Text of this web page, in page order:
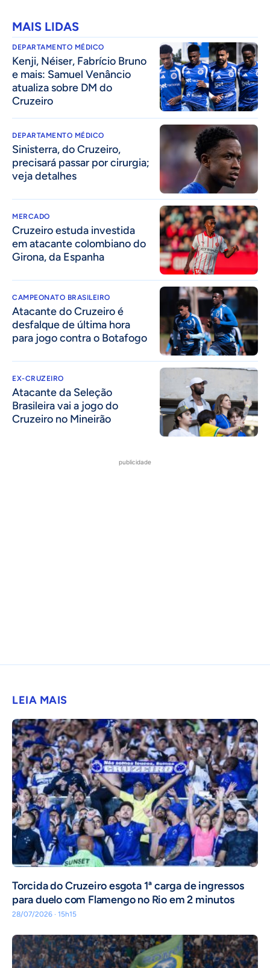
MAIS LIDAS
DEPARTAMENTO MÉDICO
Kenji, Néiser, Fabrício Bruno
e mais: Samuel Venâncio
atualiza sobre DM do
Cruzeiro
DEPARTAMENTO MÉDICO
Sinisterra, do Cruzeiro,
precisará passar por cirurgia;
veja detalhes
MERCADO
Cruzeiro estuda investida
em atacante colombiano do
Girona, da Espanha
CAMPEONATO BRASILEIRO
Atacante do Cruzeiro é
desfalque de última hora
para jogo contra o Botafogo
EX-CRUZEIRO
Atacante da Seleção
Brasileira vai a jogo do
Cruzeiro no Mineirão
publicidade
LEIA MAIS
Torcida do Cruzeiro esgota 1ª carga de ingressos
para duelo com Flamengo no Rio em 2 minutos
28/07/2026 · 15h15